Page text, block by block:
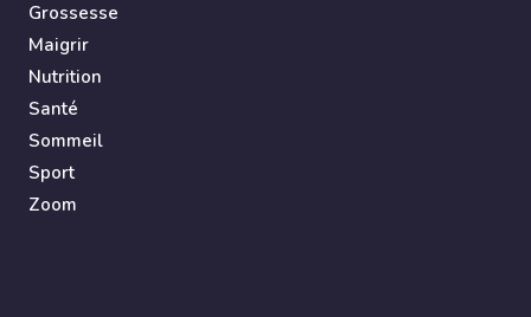
Grossesse
Maigrir
Nutrition
Santé
Sommeil
Sport
Zoom